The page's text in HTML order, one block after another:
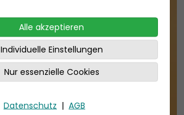
Alle akzeptieren
Individuelle Einstellungen
Nur essenzielle Cookies
Datenschutz | AGB